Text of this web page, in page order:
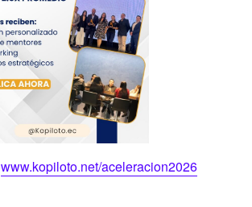
www.kopiloto.net/aceleracion2026